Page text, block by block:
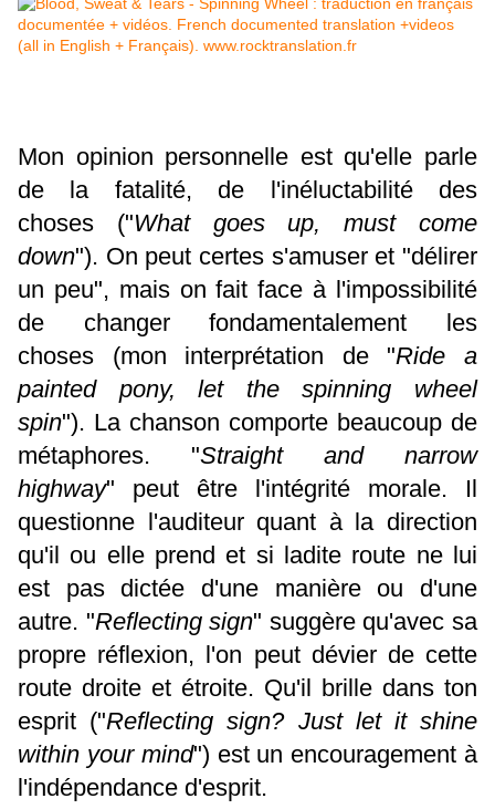
Mon opinion personnelle est qu'elle parle
de la fatalité, de l'inéluctabilité des
choses ("What goes up, must come
down"). On peut certes s'amuser et "délirer
un peu", mais on fait face à l'impossibilité
de changer fondamentalement les
choses (mon interprétation de "Ride a
painted pony, let the spinning wheel
spin"). La chanson comporte beaucoup de
métaphores. "Straight and narrow
highway" peut être l'intégrité morale. Il
questionne l'auditeur quant à la direction
qu'il ou elle prend et si ladite route ne lui
est pas dictée d'une manière ou d'une
autre. "Reflecting sign" suggère qu'avec sa
propre réflexion, l'on peut dévier de cette
route droite et étroite. Qu'il brille dans ton
esprit ("Reflecting sign? Just let it shine
within your mind") est un encouragement à
l'indépendance d'esprit.